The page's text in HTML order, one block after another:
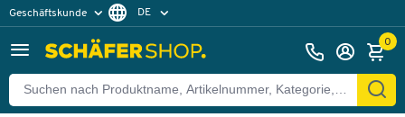
Geschäftskunde DE
0
Zurück